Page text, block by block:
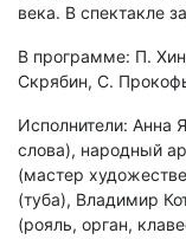
века. В спектакле
В программе: П.
Скрябин, С.
Исполнители: Анна
слова), народный
(мастер
(туба), Владимир
(рояль, орган,